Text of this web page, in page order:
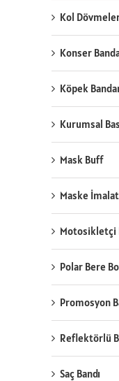
Kol
Konser
Köpek
Kurumsal
Mask Buff
Maske
Motosikletçi
Polar Bere
Promosyon
Reflektörlü
Saç Bandı